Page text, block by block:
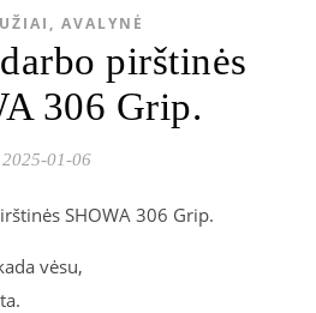
AVALYNĖ
pirštinės
306 Grip.
2025-01-06
SHOWA 306 Grip.
vėsu,